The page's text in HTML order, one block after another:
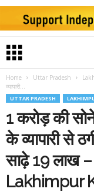
Home Uttar Pradesh
व्‍यापारी...
UTTAR PRADESH
1 करोड़ की
के व्‍यापारी से
साढ़े 19 लाख
Lakhimpur